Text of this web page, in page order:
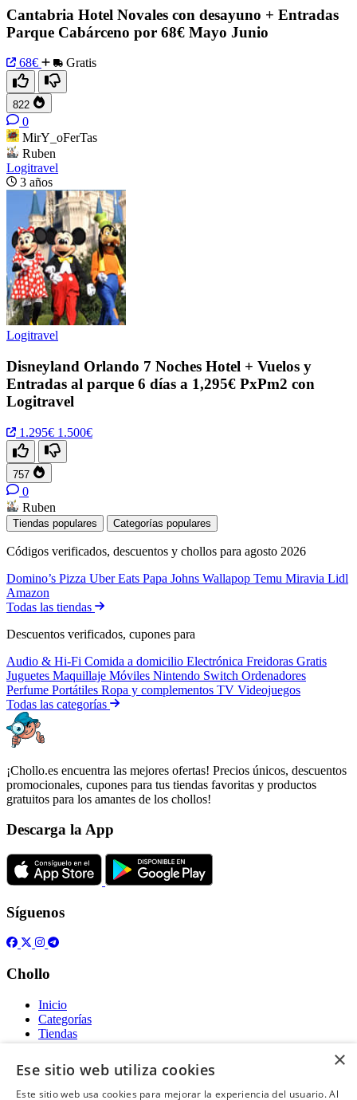
Cantabria Hotel Novales con desayuno + Entradas
Parque Cabárceno por 68€ Mayo Junio
68€ Gratis
822
0
MirY_oFerTas
Ruben
Logitravel
3 años
Logitravel
Disneyland Orlando 7 Noches Hotel + Vuelos y
Entradas al parque 6 días a 1,295€ PxPm2 con
Logitravel
1.295€ 1.500€
757
0
Ruben
Tiendas populares Categorías populares
Códigos verificados, descuentos y chollos para agosto 2026
Domino’s Pizza Uber Eats Papa Johns Wallapop Temu Miravia Lidl
Amazon
Todas las tiendas
Descuentos verificados, cupones para
Audio & Hi-Fi Comida a domicilio Electrónica Freidoras Gratis
Juguetes Maquillaje Móviles Nintendo Switch Ordenadores
Perfume Portátiles Ropa y complementos TV Videojuegos
Todas las categorías
¡Chollo.es encuentra las mejores ofertas! Precios únicos, descuentos
promocionales, cupones para tus tiendas favoritas y productos
gratuitos para los amantes de los chollos!
Descarga la App
Síguenos
Chollo
Inicio
Categorías
Tiendas
Gratis
Acerca de
×
Ese sitio web utiliza cookies
Este sitio web usa cookies para mejorar la experiencia del usuario. Al